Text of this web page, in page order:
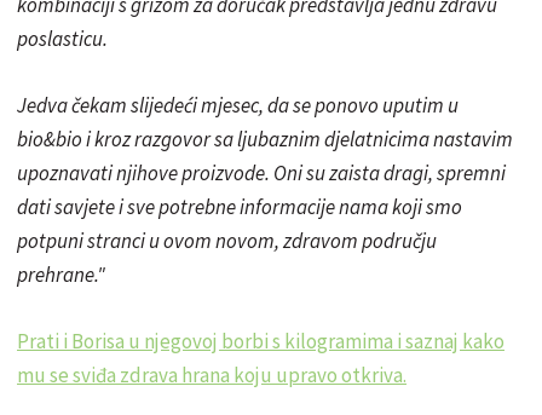
poslasticu.
Jedva čekam slijedeći mjesec, da se ponovo uputim u
bio&bio i kroz razgovor sa ljubaznim djelatnicima nastavim
upoznavati njihove proizvode. Oni su zaista dragi, spremni
dati savjete i sve potrebne informacije nama koji smo
potpuni stranci u ovom novom, zdravom području
prehrane."
Prati i Borisa u njegovoj borbi s kilogramima i saznaj kako
mu se sviđa zdrava hrana koju upravo otkriva.